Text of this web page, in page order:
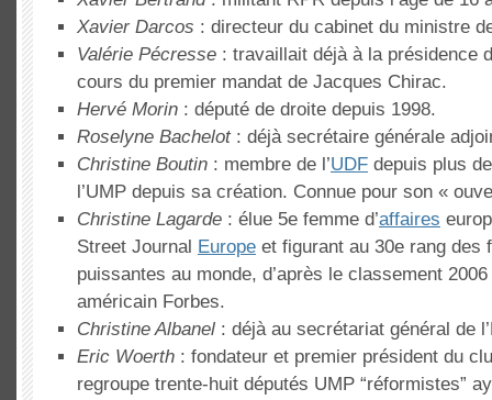
Xavier Darcos : directeur du cabinet du ministre
Valérie Pécresse : travaillait déjà à la présidence
cours du premier mandat de Jacques Chirac.
Hervé Morin : député de droite depuis 1998.
Roselyne Bachelot: déjà secrétaire générale
Christine Boutin : membre de l’UDF depuis plus
l’UMP depuis sa création. Connue pour son «
Christine Lagarde : élue 5e femme d’affaires
Street Journal Europe et figurant au 30e rang des
puissantes au monde, d’après le classement
américain Forbes.
Christine Albanel : déjà au secrétariat général de
Eric Woerth : fondateur et premier président du
regroupe trente-huit députés UMP “réformistes”